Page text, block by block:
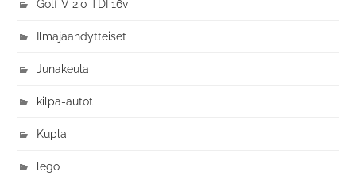
Golf V 2.0 TDI 16v
Ilmajäähdytteiset
Junakeula
kilpa-autot
Kupla
lego